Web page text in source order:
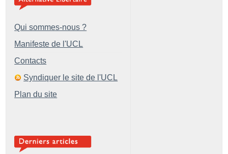
Qui sommes-nous ?
Manifeste de l'UCL
Contacts
Syndiquer le site de l'UCL
Plan du site